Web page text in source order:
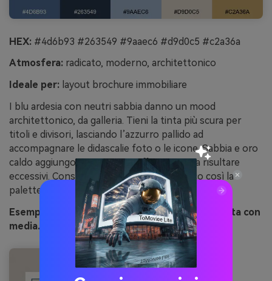
HEX: #4d6b93 #263549 #9aaec6 #d9d0c5 #c2a36a
Atmosfera: radicato, moderno, architettonico
Ideale per: layout brochure immobiliare
I blu ardesia con neutri sabbia danno un mood
architettonico, da galleria. Tieni la tinta più scura per
titoli e divisori, lasciando l’azzurro pallido ad
accompagnare le didascalie foto o le icone. Sabbia e oro
caldo aggiungono un tocco raffinato senza risultare
eccessivi. Consiglio: usa tanto spazio bianco così la
palette comunica calma e qualità.
Esempio d’immagine di ardesia e sabbia generata con
media.io